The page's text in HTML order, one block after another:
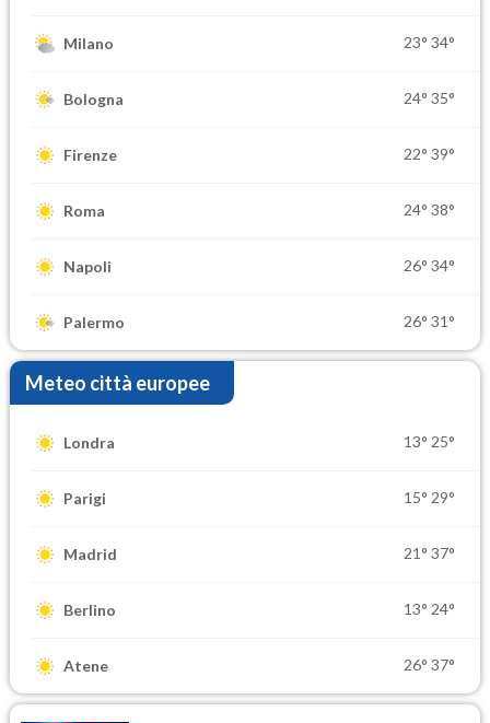
Milano 23° 34°
Bologna 24° 35°
Firenze 22° 39°
Roma 24° 38°
Napoli 26° 34°
Palermo 26° 31°
Meteo città europee
Londra 13° 25°
Parigi 15° 29°
Madrid 21° 37°
Berlino 13° 24°
Atene 26° 37°